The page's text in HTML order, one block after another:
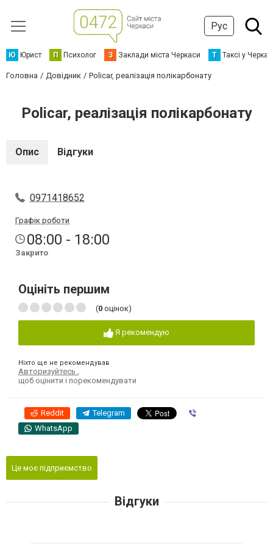
Рус
Ю Юрист П Психолог З Заклади міста Черкаси Т Таксі у
Головна Довідник Policar, реалізація полікарбонату
Policar, реалізація полікарбонату
Опис Відгуки
0971418652
Графік роботи
08:00 - 18:00
Закрито
Оцініть першим
(0 оцінок)
Я рекомендую
Ніхто ще не рекомендував
Авторизуйтесь
щоб оцінити і порекомендувати
Reddit Telegram
WhatsApp
Це моє підприємство
Відгуки